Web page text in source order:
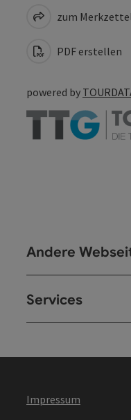
zum Merkzettel
PDF erstellen
powered by
Andere
Services
Impressum